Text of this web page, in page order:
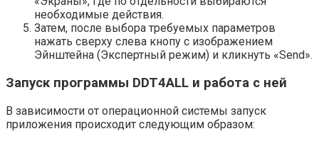
необходимые действия.
Затем, после выбора требуемых параметров
нажать сверху слева кнопу с изображением
Эйнштейна (Экспертный режим) и кликнуть «Send».
Запуск программы DDT4ALL и работа с ней
В зависимости от операционной системы запуск
приложения происходит следующим образом: